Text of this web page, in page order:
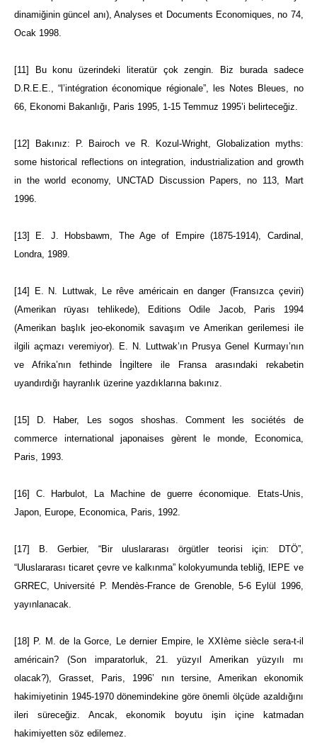
dinamiğinin güncel anı), Analyses et Documents Economiques, no 74,
Ocak 1998.
[11]
Bu konu üzerindeki literatür çok zengin. Biz burada sadece
D.R.E.E., “l’intégration économique régionale”, les Notes Bleues, no
66, Ekonomi Bakanlığı, Paris 1995, 1-15 Temmuz 1995’i belirteceğiz.
[12]
Bakınız: P. Bairoch ve R. Kozul-Wright, Globalization myths:
some historical reflections on integration, industrialization and growth
in the world economy, UNCTAD Discussion Papers, no 113, Mart
1996.
[13]
E. J. Hobsbawm, The Age of Empire (1875-1914), Cardinal,
Londra, 1989.
[14]
E. N. Luttwak, Le rêve américain en danger (Fransızca çeviri)
(Amerikan rüyası tehlikede), Editions Odile Jacob, Paris 1994
(Amerikan başlık jeo-ekonomik savaşım ve Amerikan gerilemesi ile
ilgili açmazı veremiyor). E. N. Luttwak’ın Prusya Genel Kurmayı’nın
ve Afrika’nın fethinde İngiltere ile Fransa arasındaki rekabetin
uyandırdığı hayranlık üzerine yazdıklarına bakınız.
[15]
D. Haber, Les sogos shoshas. Comment les sociétés de
commerce international japonaises gèrent le monde, Economica,
Paris, 1993.
[16]
C. Harbulot, La Machine de guerre économique. Etats-Unis,
Japon, Europe, Economica, Paris, 1992.
[17]
B. Gerbier, “Bir uluslararası örgütler teorisi için: DTÖ”,
“Uluslararası ticaret çevre ve kalkınma” kolokyumunda tebliğ, IEPE ve
GRREC, Université P. Mendès-France de Grenoble, 5-6 Eylül 1996,
yayınlanacak.
[18] P. M. de la Gorce, Le dernier Empire, le XXIème siècle sera-t-il
américain? (Son imparatorluk, 21. yüzyıl Amerikan yüzyılı mı
olacak?), Grasset, Paris, 1996’ nın tersine, Amerikan ekonomik
hakimiyetinin 1945-1970 dönemindekine göre önemli ölçüde azaldığını
ileri süreceğiz. Ancak, ekonomik boyutu işin içine katmadan
hakimiyetten söz edilemez.